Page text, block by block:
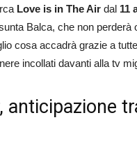
Love is in The Air dal 11
Balca, che non
cosa accadrà grazie a
incollati davanti alla tv
anticipazione